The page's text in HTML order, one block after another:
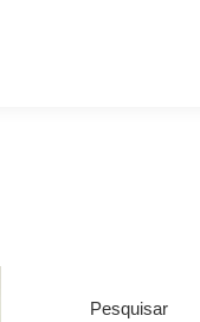
Pesquisar